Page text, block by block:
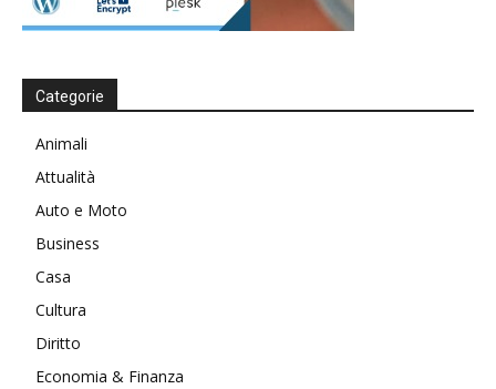
Categorie
Animali
Attualità
Auto e Moto
Business
Casa
Cultura
Diritto
Economia & Finanza